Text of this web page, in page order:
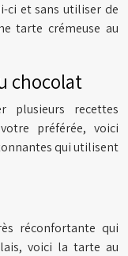
ci et sans utiliser de
tarte crémeuse au
chocolat
recettes
préférée, voici
qui utilisent
réconfortante qui
voici la tarte au